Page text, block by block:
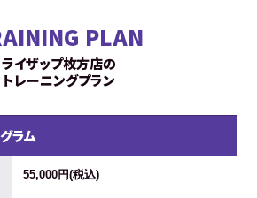
PLAN
ライザップ枚方店の
トレーニングプラン
ラム
55,000円(税込)